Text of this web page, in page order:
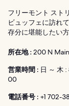
フリーモント スト
ビュッフェに訪れ
存分に堪能したい
所在地 : 200 N Main
営業時間 : 日 ～ 木
00
電話番号 : +1 702-